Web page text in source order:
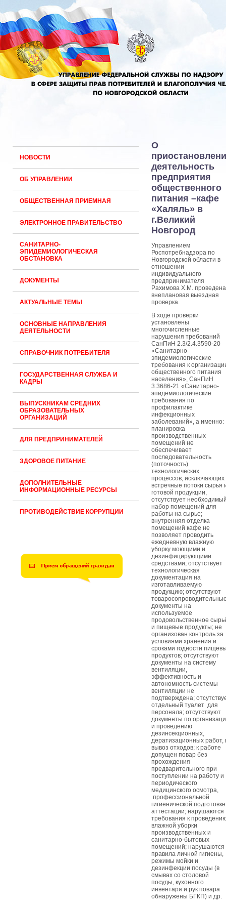
НОВОСТИ
ОБ УПРАВЛЕНИИ
ОБЩЕСТВЕННАЯ ПРИЕМНАЯ
ЭЛЕКТРОННОЕ ПРАВИТЕЛЬСТВО
САНИТАРНО-
ЭПИДЕМИОЛОГИЧЕСКАЯ
ОБСТАНОВКА
ДОКУМЕНТЫ
АКТУАЛЬНЫЕ ТЕМЫ
ОСНОВНЫЕ НАПРАВЛЕНИЯ
ДЕЯТЕЛЬНОСТИ
СПРАВОЧНИК ПОТРЕБИТЕЛЯ
ГОСУДАРСТВЕННАЯ СЛУЖБА И
КАДРЫ
ВЫПУСКНИКАМ СРЕДНИХ
ОБРАЗОВАТЕЛЬНЫХ
ОРГАНИЗАЦИЙ
ДЛЯ ПРЕДПРИНИМАТЕЛЕЙ
ЗДОРОВОЕ ПИТАНИЕ
ДОПОЛНИТЕЛЬНЫЕ
ИНФОРМАЦИОННЫЕ РЕСУРСЫ
ПРОТИВОДЕЙСТВИЕ КОРРУПЦИИ
О
деятельность
предприятия
общественного
питания –кафе
«Халяль» в
г.Великий
Новгород
Управлением
Роспотребнадзора по
Новгородской области в
отношении
индивидуального
предпринимателя
Рахимова Х.М. проведена
внеплановая выездная
проверка.
В ходе проверки
установлены
многочисленные
нарушения требований
СанПиН 2.3/2.4.3590-20
«Санитарно-
эпидемиологические
требования к
общественного питания
населения», СанПиН
3.3686-21 «Санитарно-
эпидемиологические
требования по
профилактике
инфекционных
заболеваний», а именно:
планировка
производственных
помещений не
обеспечивает
последовательность
(поточность)
технологических
процессов, исключающих
встречные потоки сырья
готовой продукции,
отсутствует
набор помещений для
работы на сырье;
внутренняя отделка
помещений кафе не
позволяет проводить
ежедневную влажную
уборку моющими и
дезинфицирующими
средствами; отсутствует
технологическая
документация на
изготавливаемую
продукцию; отсутствуют
документы на
используемое
продовольственное
и пищевые продукты; не
организован контроль за
условиями хранения и
сроками годности
продуктов; отсутствуют
документы на систему
вентиляции,
эффективность и
автономность системы
вентиляции не
подтверждена;
отдельный туалет для
персонала; отсутствуют
документы по
и проведению
дезинсекционных,
дератизационных работ,
вывоз отходов; к работе
допущен повар без
прохождения
предварительного при
поступлении на работу и
периодического
медицинского осмотра,
профессиональной
гигиенической
аттестации; нарушаются
требования к
влажной уборки
производственных и
санитарно-бытовых
помещений; нарушаются
правила личной гигиены,
режимы мойки и
дезинфекции посуды (в
смывах со столовой
посуды, кухонного
инвентаря и рук повара
обнаружены БГКП) и др.